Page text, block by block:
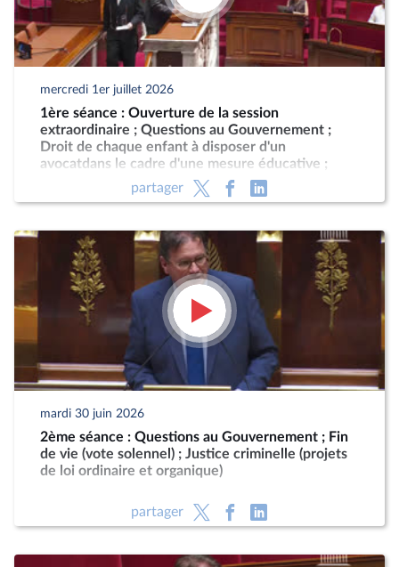
mercredi 1er juillet 2026
1ère séance : Ouverture de la session
extraordinaire ; Questions au Gouvernement ;
Droit de chaque enfant à disposer d'un
avocatdans le cadre d'une mesure éducative ;
Programmation militaire pour les années 2024 à
2030 (CMP) ; Justice criminelle (suite)
partager
mardi 30 juin 2026
2ème séance : Questions au Gouvernement ; Fin
de vie (vote solennel) ; Justice criminelle (projets
de loi ordinaire et organique)
partager